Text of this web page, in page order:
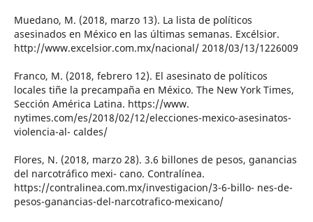
Muedano, M. (2018, marzo 13). La lista de políticos
asesinados en México en las últimas semanas. Excélsior.
http://www.excelsior.com.mx/nacional/ 2018/03/13/1226009
Franco, M. (2018, febrero 12). El asesinato de políticos
locales tiñe la precampaña en México. The New York Times,
Sección América Latina. https://www.
nytimes.com/es/2018/02/12/elecciones-mexico-asesinatos-
violencia-al- caldes/
Flores, N. (2018, marzo 28). 3.6 billones de pesos, ganancias
del narcotráfico mexi- cano. Contralínea.
https://contralinea.com.mx/investigacion/3-6-billo- nes-de-
pesos-ganancias-del-narcotrafico-mexicano/